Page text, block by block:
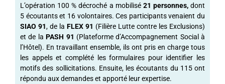
L’opération 100 % décroché a mobilisé 21 personnes,dont
5 écoutants et 16 volontaires. Ces participants venaient du
SIAO 91, de la FLEX 91 (Filière Lutte contre les Exclusions)
et de laPASH 91 (Plateforme d’Accompagnement Social à
l’Hôtel). En travaillant ensemble, ils ont pris en charge tous
les appels et complété les formulaires pour identifier les
motifs des sollicitations. Ensuite, les écoutants du 115 ont
répondu aux demandes et apporté leur expertise.